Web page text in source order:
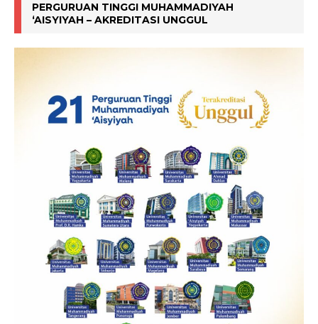
PERGURUAN TINGGI MUHAMMADIYAH
‘AISYIYAH – AKREDITASI UNGGUL